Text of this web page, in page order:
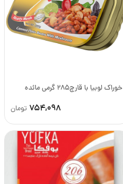
خوراک لوبیا با قارچ285 گرمی مائده
754,098 تومان